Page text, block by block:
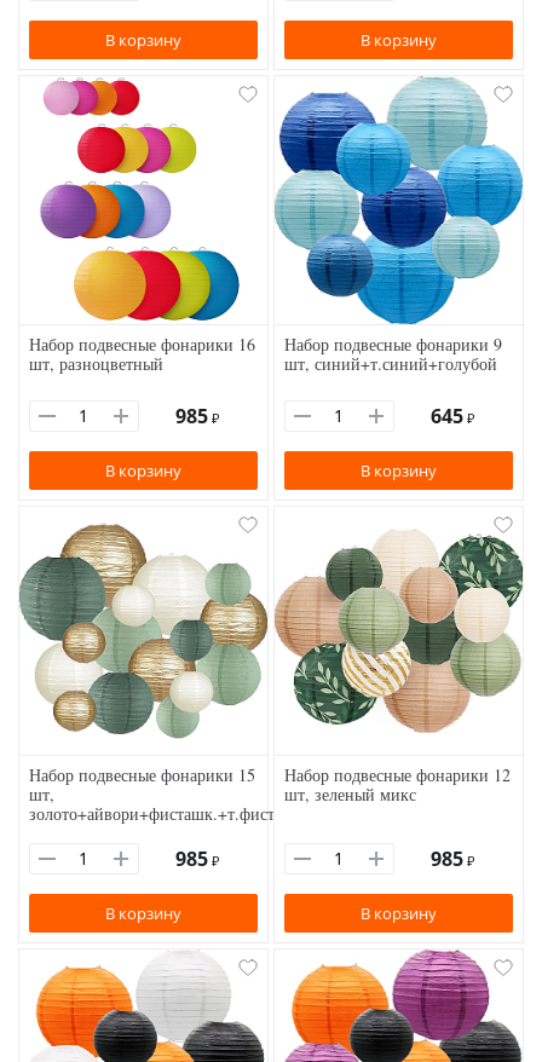
В корзину В корзину
Набор подвесные фонарики 16
шт, разноцветный
985 ₽
В корзину
Набор подвесные фонарики 9
шт, синий+т.синий+голубой
645 ₽
В корзину
Набор подвесные фонарики 15
шт,
золото+айвори+фисташк.+т.фисташковый
985 ₽
В корзину
Набор подвесные фонарики 12
шт, зеленый микс
985 ₽
В корзину